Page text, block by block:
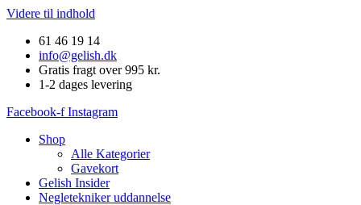
Videre til indhold
61 46 19 14
info@gelish.dk
Gratis fragt over 995 kr.
1-2 dages levering
Facebook-f Instagram
Shop
Alle Kategorier
Gavekort
Gelish Insider
Negletekniker uddannelse